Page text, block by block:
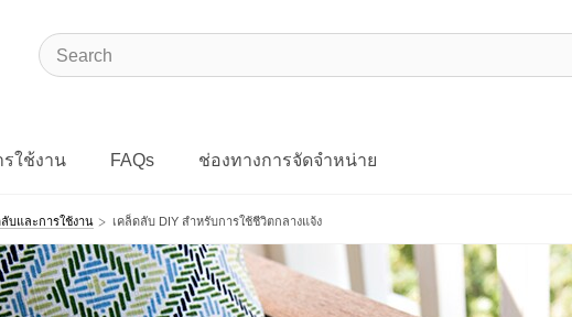
รใช้งาน FAQs ช่องทางการจัดจำหน่าย
บและการใช้งาน เคล็ดลับ DIY สำหรับการใช้ชีวิตกลางแจ้ง